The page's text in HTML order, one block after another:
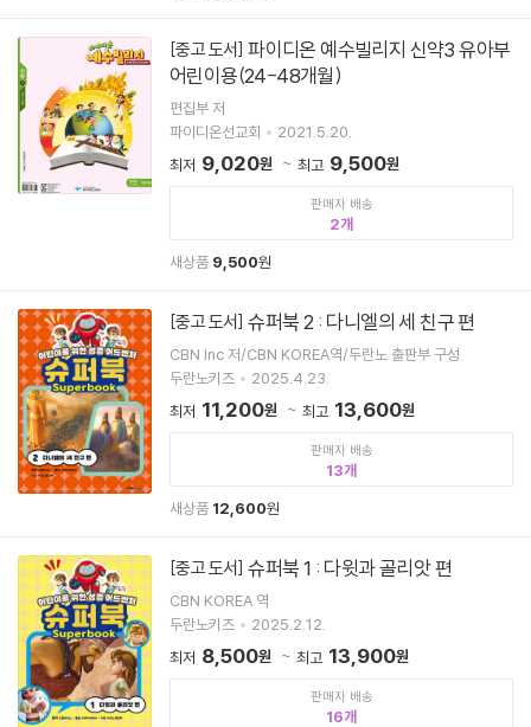
[중고 도서] 파이디온 예수빌리지 신약3 유아부
어린이용(24-48개월)
편집부 저
파이디온선교회
2021.5.20.
최저 9,020원 최고 9,500원
판매자 배송
2
새상품 9,500원
[중고 도서] 슈퍼북 2 : 다니엘의 세 친구 편
CBN lnc 저/CBN KOREA역/두란노 출판부 구성
두란노키즈
2025.4.23.
최저 11,200원 최고 13,600원
판매자 배송
13
새상품 12,600원
[중고 도서] 슈퍼북 1 : 다윗과 골리앗 편
CBN KOREA 역
두란노키즈
2025.2.12.
최저 8,500원 최고 13,900원
판매자 배송
16